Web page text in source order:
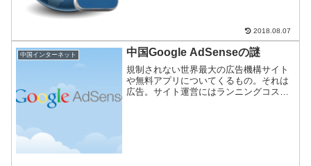
2018.08.07
中国インターネット 中国Google AdSenseの謎
規制されない世界最大の広告機構サイト
や無料アプリについてくるもの。それは
広告。サイト運営にはランニングコスト